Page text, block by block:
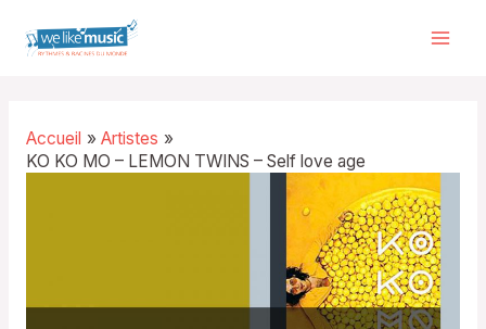
Accueil
Artistes
KO KO MO – LEMON TWINS – Self love age